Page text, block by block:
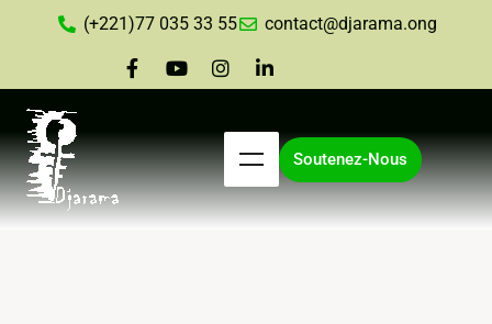
(+221)77 035 33 55 contact@djarama.ong
Soutenez-Nous